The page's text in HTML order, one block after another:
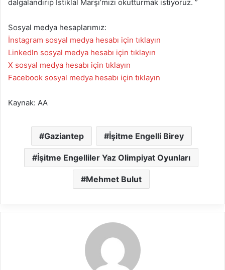
dalgalandırıp İstiklal Marşı’mızı okutturmak istiyoruz. ”
Sosyal medya hesaplarımız:
İnstagram sosyal medya hesabı için tıklayın
Linkedln sosyal medya hesabı için tıklayın
X sosyal medya hesabı için tıklayın
Facebook sosyal medya hesabı için tıklayın
Kaynak: AA
Gaziantep İşitme Engelli Birey
İşitme Engelliler Yaz Olimpiyat Oyunları
Mehmet Bulut